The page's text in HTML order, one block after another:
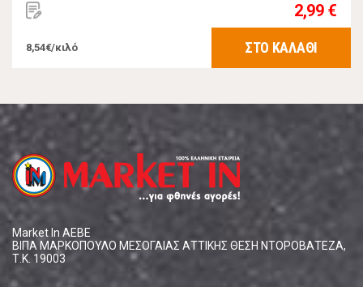
2,99 €
8,54€/κιλό ΣΤΟ ΚΑΛΑΘΙ
Market In ΑΕΒΕ
ΒΙΠΑ ΜΑΡΚΟΠΟΥΛΟ ΜΕΣΟΓΑΙΑΣ ΑΤΤΙΚΗΣ ΘΕΣΗ ΝΤΟΡΟΒΑΤΕΖΑ,
Τ.Κ. 19003